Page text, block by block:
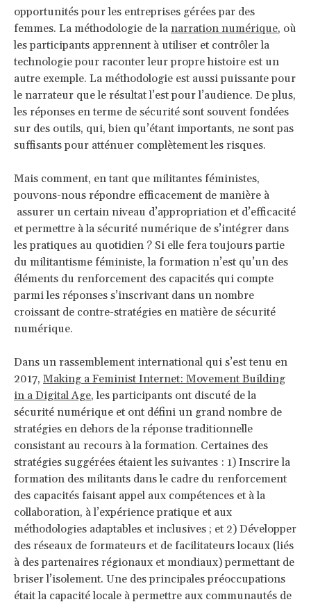
opportunités pour les entreprises gérées par des
femmes. La méthodologie de la narration numérique, où
les participants apprennent à utiliser et contrôler la
technologie pour raconter leur propre histoire est un
autre exemple. La méthodologie est aussi puissante pour
le narrateur que le résultat l’est pour l’audience. De plus,
les réponses en terme de sécurité sont souvent fondées
sur des outils, qui, bien qu’étant importants, ne sont pas
suffisants pour atténuer complètement les risques.
Mais comment, en tant que militantes féministes,
pouvons-nous répondre efficacement de manière à
assurer un certain niveau d’appropriation et d’efficacité
et permettre à la sécurité numérique de s’intégrer dans
les pratiques au quotidien ? Si elle fera toujours partie
du militantisme féministe, la formation n’est qu’un des
éléments du renforcement des capacités qui compte
parmi les réponses s’inscrivant dans un nombre
croissant de contre-stratégies en matière de sécurité
numérique.
Dans un rassemblement international qui s’est tenu en
2017, Making a Feminist Internet: Movement Building
in a Digital Age, les participants ont discuté de la
sécurité numérique et ont défini un grand nombre de
stratégies en dehors de la réponse traditionnelle
consistant au recours à la formation. Certaines des
stratégies suggérées étaient les suivantes : 1) Inscrire la
formation des militants dans le cadre du renforcement
des capacités faisant appel aux compétences et à la
collaboration, à l’expérience pratique et aux
méthodologies adaptables et inclusives ; et 2) Développer
des réseaux de formateurs et de facilitateurs locaux (liés
à des partenaires régionaux et mondiaux) permettant de
briser l’isolement. Une des principales préoccupations
était la capacité locale à permettre aux communautés de